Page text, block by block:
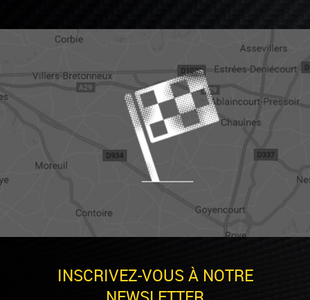
INSCRIVEZ-VOUS À NOTRE